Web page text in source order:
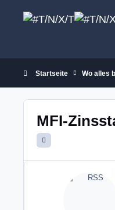
Startseite Wo alles
MFI-